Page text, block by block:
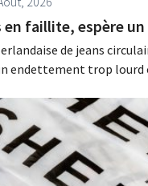
en faillite, espère
de jeans
endettement trop lourd
pas là.